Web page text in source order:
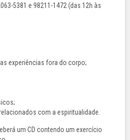
5381 e 98211-1472 (das 12h às
experiências fora do corpo;
com a espiritualidade.
um CD contendo um exercício